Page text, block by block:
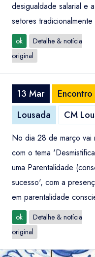
desigualdade salarial e
setores
ok
Detalhe & notícia
original
13 Mar
Lousada
CM
No dia 28 de março vai
com o tema
uma Parentalidade
sucesso', com a
em parentalidade
ok
Detalhe & notícia
original